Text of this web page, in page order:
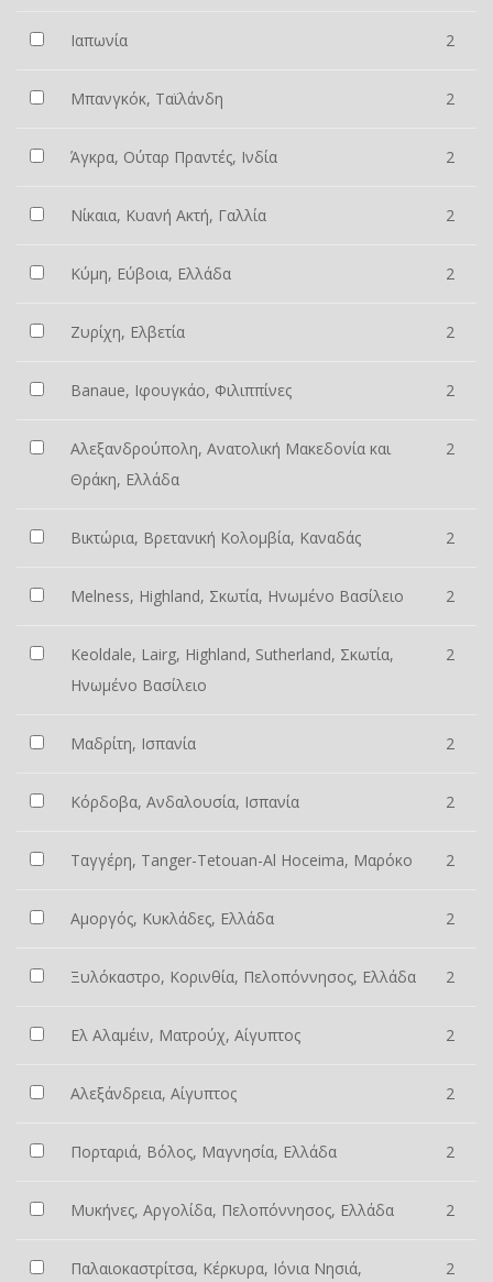
Ιαπωνία 2
Μπανγκόκ, Ταϊλάνδη 2
Άγκρα, Ούταρ Πραντές, Ινδία 2
Νίκαια, Κυανή Ακτή, Γαλλία 2
Κύμη, Εύβοια, Ελλάδα 2
Ζυρίχη, Ελβετία 2
Banaue, Ιφουγκάο, Φιλιππίνες 2
Αλεξανδρούπολη, Ανατολική Μακεδονία και
Θράκη, Ελλάδα
2
Βικτώρια, Βρετανική Κολομβία, Καναδάς 2
Melness, Highland, Σκωτία, Ηνωμένο Βασίλειο 2
Keoldale, Lairg, Highland, Sutherland, Σκωτία,
Ηνωμένο Βασίλειο
2
Μαδρίτη, Ισπανία 2
Κόρδοβα, Ανδαλουσία, Ισπανία 2
Ταγγέρη, Tanger-Tetouan-Al Hoceima, Μαρόκο 2
Αμοργός, Κυκλάδες, Ελλάδα 2
Ξυλόκαστρο, Κορινθία, Πελοπόννησος, Ελλάδα 2
Ελ Αλαμέιν, Ματρούχ, Αίγυπτος 2
Αλεξάνδρεια, Αίγυπτος 2
Πορταριά, Βόλος, Μαγνησία, Ελλάδα 2
Μυκήνες, Αργολίδα, Πελοπόννησος, Ελλάδα 2
Παλαιοκαστρίτσα, Κέρκυρα, Ιόνια Νησιά, 2